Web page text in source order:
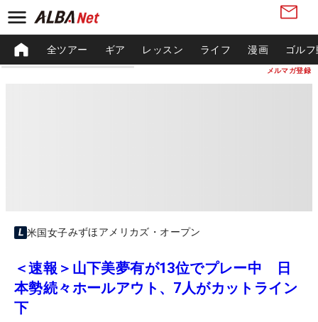
メルマガ登録
全ツアー ギア レッスン ライフ 漫画 ゴル
米国女子みずほアメリカズ・オープン
＜速報＞山下美夢有が13位でプレー中 日
本勢続々ホールアウト、7人がカットライン
下